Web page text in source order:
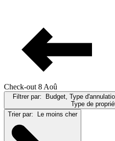
Check-out 8 Aoû
Filtrer par:
Budget, Type
Type de
Trier par:
Le moins cher